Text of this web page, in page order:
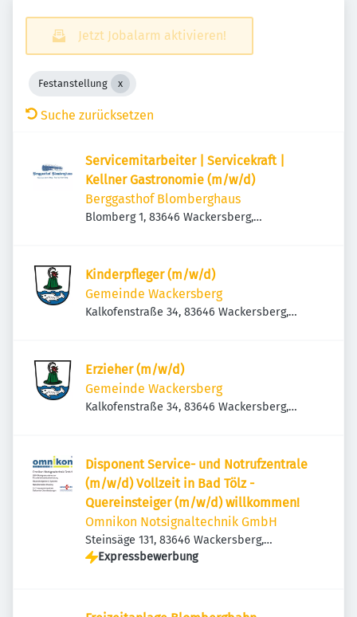
Jetzt Jobalarm aktivieren!
Festanstellung
Suche zurücksetzen
Servicemitarbeiter | Servicekraft |
Kellner Gastronomie (m/w/d)
Berggasthof Blomberghaus
Blomberg 1, 83646 Wackersberg,
Kinderpfleger (m/w/d)
Gemeinde Wackersberg
Kalkofenstraße 34, 83646 Wackersberg,
Erzieher (m/w/d)
Gemeinde Wackersberg
Kalkofenstraße 34, 83646 Wackersberg,
Disponent Service- und Notrufzentrale
(m/w/d) Vollzeit in Bad Tölz -
Quereinsteiger (m/w/d) willkommen!
Omnikon Notsignaltechnik GmbH
Steinsäge 131, 83646 Wackersberg,
Deutschland
Expressbewerbung